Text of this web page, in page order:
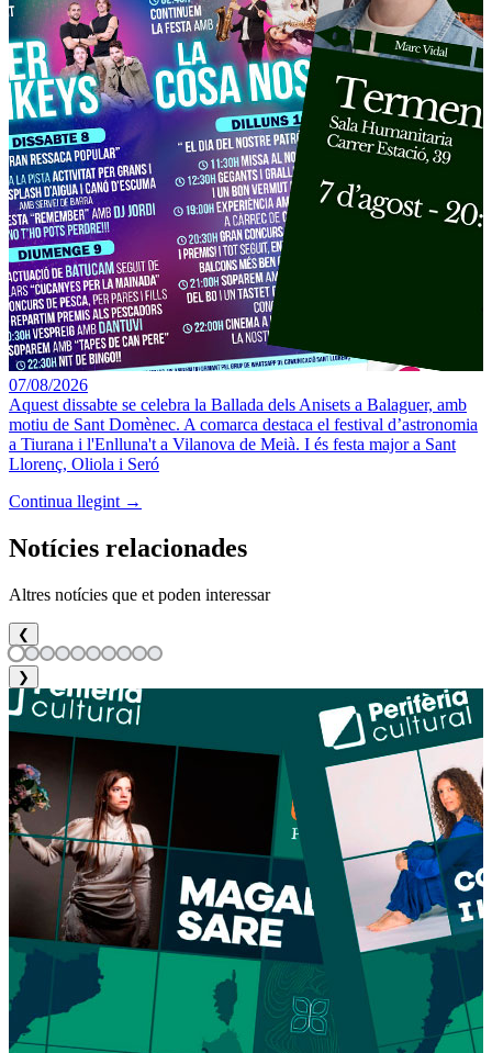
07/08/2026
Aquest dissabte se celebra la Ballada dels Anisets a Balaguer, amb
motiu de Sant Domènec. A comarca destaca el festival d’astronomia
a Tiurana i l'Enlluna't a Vilanova de Meià. I és festa major a Sant
Llorenç, Oliola i Seró
Continua llegint →
Notícies relacionades
Altres notícies que et poden interessar
❮
❯